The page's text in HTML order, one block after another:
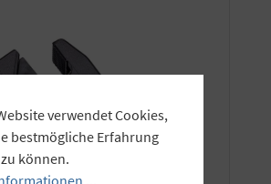
verwendet Cookies,
bestmögliche Erfahrung
können.
...